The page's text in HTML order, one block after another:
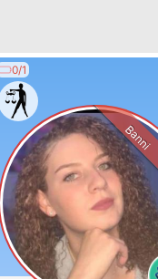
0/1
Banni